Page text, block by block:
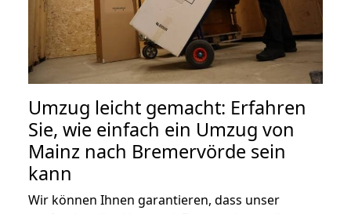
Umzug leicht gemacht: Erfahren
Sie, wie einfach ein Umzug von
Mainz nach Bremervörde sein
kann
Wir können Ihnen garantieren, dass unser